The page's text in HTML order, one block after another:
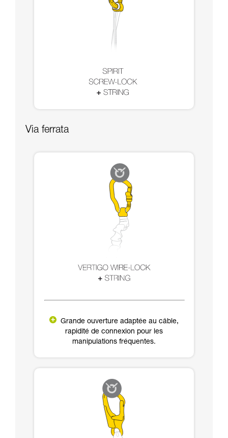
Via ferrata
Grande ouverture adaptée au câble,
rapidité de connexion pour les
manipulations fréquentes.